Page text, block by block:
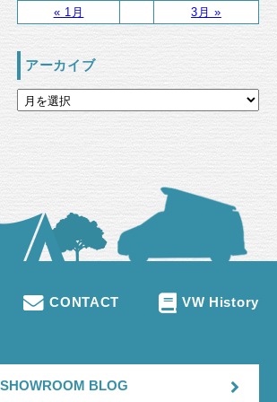
« 1月 3月 »
アーカイブ
CONTACT VW History
SHOWROOM BLOG